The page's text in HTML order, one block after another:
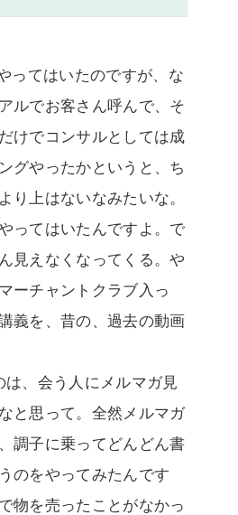
ってはいたのですが、な
ルでお客さん呼んで、そ
けでコンサルとしては成
グやったかというと、ち
り上はないなみたいな。
ってはいたんですよ。で
見えなくなってくる。や
ーチャントクラブ入っ
義を、昔の、過去の動画
、会う人にメルマガ見
と思って。全然メルマガ
調子に乗ってどんどん書
のをやってみたんです
物を売ったことがなかっ